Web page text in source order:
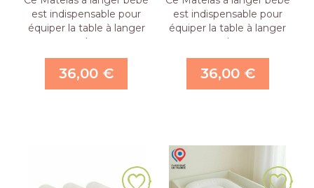
est indispensable pour
équiper la table à langer
ou la …
36,00 €
est indispensable pour
équiper la table à langer
ou la …
36,00 €